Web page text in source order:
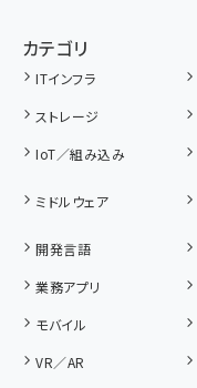
カテゴリ
ITインフラ
ストレージ
IoT／組み込み
ミドルウェア
開発言語
業務アプリ
モバイル
VR／AR